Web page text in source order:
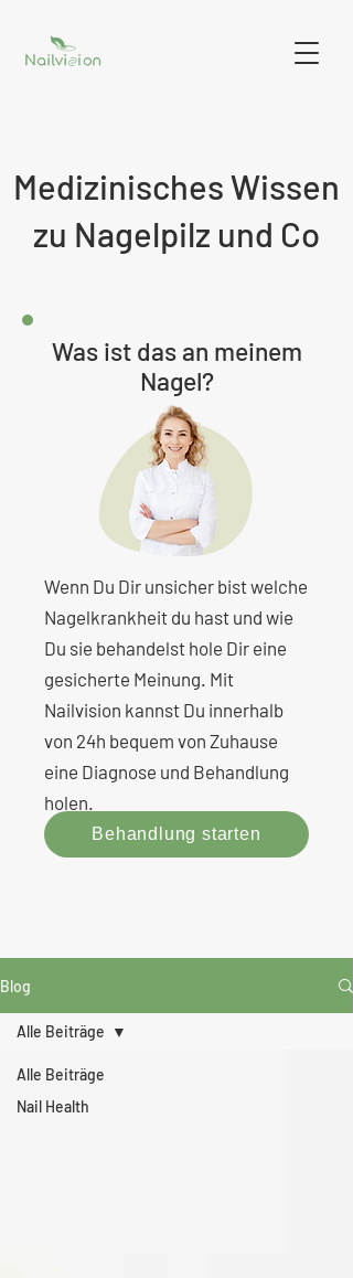
Medizinisches Wissen
zu Nagelpilz und Co
Was ist das an meinem
Nagel?
Wenn Du Dir unsicher bist welche
Nagelkrankheit du hast und wie
Du sie behandelst hole Dir eine
gesicherte Meinung. Mit
Nailvision kannst Du innerhalb
von 24h bequem von Zuhause
eine Diagnose und Behandlung
holen.
Behandlung starten
Blog
Alle Beiträge
Nail Health
Alle Beiträge